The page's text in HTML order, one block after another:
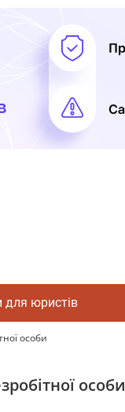
для юристів
особи
особи